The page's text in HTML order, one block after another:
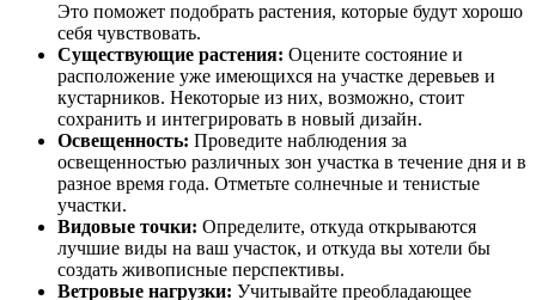
Это поможет подобрать растения, которые будут хорошо
себя чувствовать.
Существующие растения: Оцените состояние и
расположение уже имеющихся на участке деревьев и
кустарников. Некоторые из них, возможно, стоит
сохранить и интегрировать в новый дизайн.
Освещенность: Проведите наблюдения за
освещенностью различных зон участка в течение дня и в
разное время года. Отметьте солнечные и тенистые
участки.
Видовые точки: Определите, откуда открываются
лучшие виды на ваш участок, и откуда вы хотели бы
создать живописные перспективы.
Ветровые нагрузки: Учитывайте преобладающее